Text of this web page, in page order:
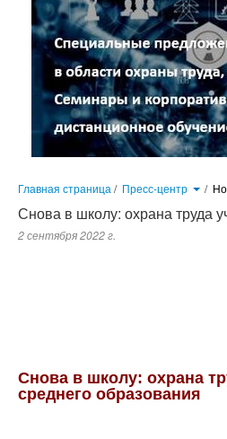
Главная страница / Пресс-центр /
Снова в школу: охрана труда
2 сентября 2022 г.
Снова в школу: охрана
среднего образования